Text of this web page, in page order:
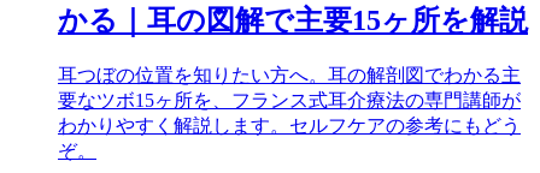
かる｜耳の図解で主要15ヶ所を解説
耳つぼの位置を知りたい方へ。耳の解剖図でわかる主
要なツボ15ヶ所を、フランス式耳介療法の専門講師が
わかりやすく解説します。セルフケアの参考にもどう
ぞ。